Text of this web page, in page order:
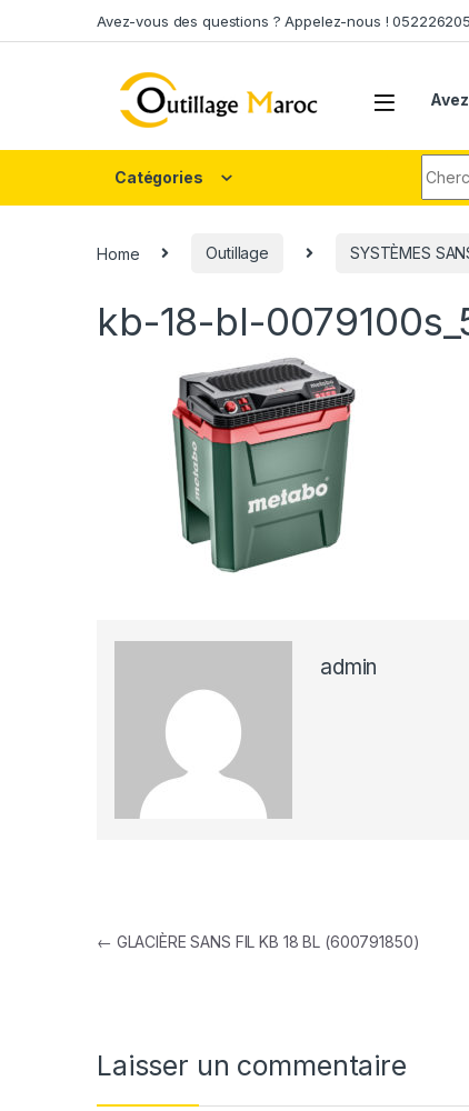
Avez-vous des questions ? Appelez-nous !
Catégories
Home Outillage SYSTÈMES
kb-18-bl-
admin
Navigation de l’article
← GLACIÈRE SANS FIL KB 18 BL (600791850)
Laisser un commentaire